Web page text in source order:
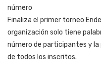
número
Finaliza el primer torneo
organización solo tiene
número de participantes y
de todos los inscritos.